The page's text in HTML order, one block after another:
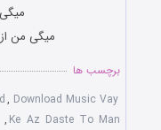
میگی من
برچسب ها
, Download Music Vay
Ke Az Daste To Man
,